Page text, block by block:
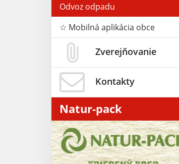
Odvoz odpadu
☆ Mobilná aplikácia obce
Zverejňovanie
Kontakty
Natur-pack